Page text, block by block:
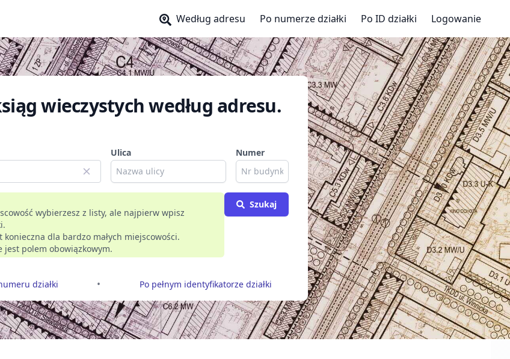
Według adresu Po numerze działki Po ID działki Logowanie
wieczystych według adresu.
Ulica Numer
wybierzesz z listy, ale najpierw wpisz
konieczna dla bardzo małych miejscowości.
jest polem obowiązkowym.
Szukaj
działki • Po pełnym identyfikatorze działki